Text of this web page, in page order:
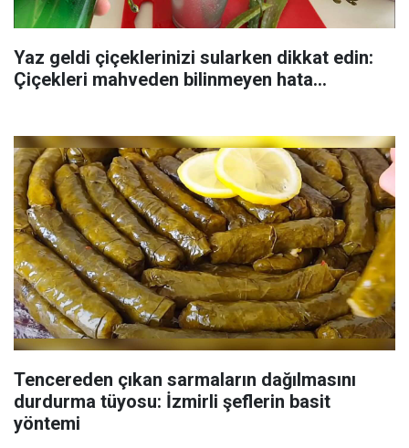
Yaz geldi çiçeklerinizi sularken dikkat edin:
Çiçekleri mahveden bilinmeyen hata...
Tencereden çıkan sarmaların dağılmasını
durdurma tüyosu: İzmirli şeflerin basit
yöntemi